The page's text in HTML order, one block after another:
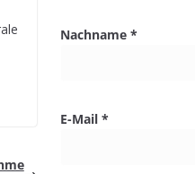
Nachname *
E-Mail *